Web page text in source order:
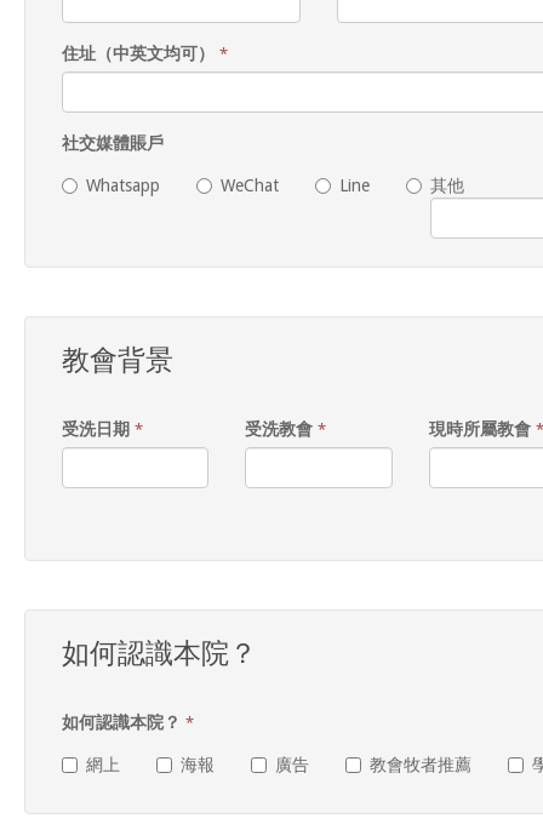
住址（中英文均可） *
社交媒體賬戶
Whatsapp WeChat Line 其他
教會背景
受洗日期 * 受洗教會* 現時所屬教會 *
如何認識本院？
如何認識本院？ *
網上 海報 廣告 教會牧者推薦